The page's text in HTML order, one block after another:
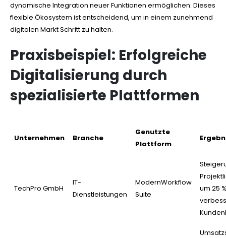
dynamische Integration neuer Funktionen ermöglichen. Dieses
flexible Ökosystem ist entscheidend, um in einem zunehmend
digitalen Markt Schritt zu halten.
Praxisbeispiel: Erfolgreiche
Digitalisierung durch
spezialisierte Plattformen
Unternehmen Branche
Genutzte
Plattform
TechPro GmbH
IT-
Dienstleistungen
ModernWorkflow
Suite
um 25